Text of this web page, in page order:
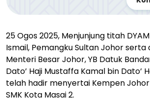
25 Ogos 2025, Menjunjung titah
Ismail, Pemangku Sultan Johor serta
Menteri Besar Johor, YB Datuk
Dato’ Haji Mustaffa Kamal bin Dato’
telah hadir menyertai Kempen Johor
SMK Kota Masai 2.